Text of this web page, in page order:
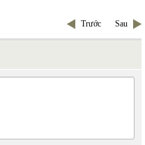
Trước Sau